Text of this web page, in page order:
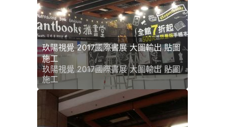
玖陽視覺 2017國際書展 大圖輸出 貼圖
施工
玖陽視覺 2017國際書展 大圖輸出 貼圖
施工